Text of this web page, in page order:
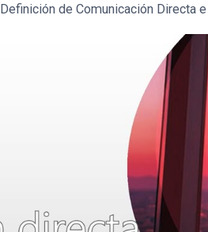
Definición de Comunicación Directa